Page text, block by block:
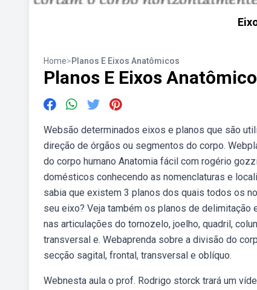
Home>Planos E Eixos Anatômicos
Planos E Eixos
Websão determinados eixos e planos que são
direção de órgãos ou segmentos do corpo.
do corpo humano Anatomia fácil com rogério
domésticos conhecendo as nomenclaturas e
sabia que existem 3 planos dos quais todos os
seu eixo? Veja também os planos de
nas articulações do tornozelo, joelho, quadril,
transversal e. Webaprenda sobre a divisão do
secção sagital, frontal, transversal e oblíquo.
Webnesta aula o prof. Rodrigo storck trará um